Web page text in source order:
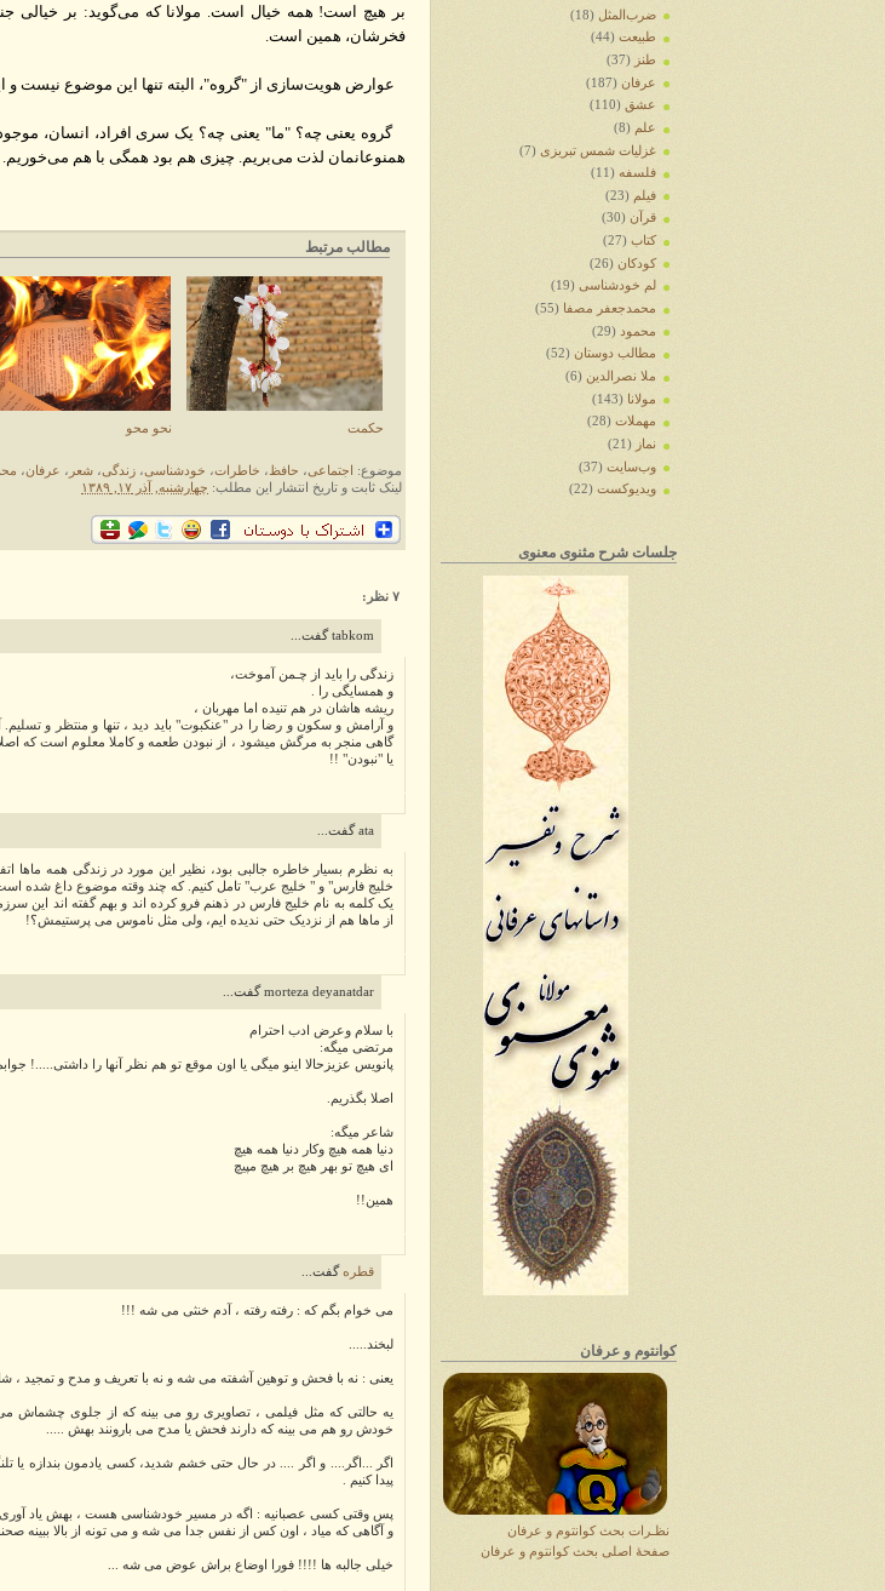
بر هیچ است! همه خیال است. مولانا که می‌گوید: بر خیالی
فخرشان، همین است.
عوارض هویت‌سازی از "گروه"، البته تنها این موضوع نیست و
گروه یعنی چه؟ "ما" یعنی چه؟ یک سری افراد، انسان،
همنوعانمان لذت می‌بریم. چیزی هم بود همگی با هم
مطالب مرتبط
نحو محو حکمت
موضوع: اجتماعی، حافظ، خاطرات، خودشناسی، زندگی، شعر ، عرفان،
لینک ثابت و تاریخ انتشار این مطلب: چهارشنبه, آذر ۱۷, ۱۳۸۹
۷ نظر:
tabkom گفت...
زندگی را باید از چـمن آموخت،
و همسایگی را .
ریشه هاشان در هم تنیده اما مهربان ،
و آرامش و سکون و رضا را در "عنکبوت" باید دید ، تنها و منتظر و
گاهی منجر به مرگش میشود ، از نبودن طعمه و کاملا معلوم است که اصلا
یا "نبودن" !!
ata گفت...
به نظرم بسیار خاطره جالبی بود، نظیر این مورد در زندگی همه ماها
خلیج فارس" و " خلیج عرب" تامل کنیم. که چند وقته موضوع داغ شده
یک کلمه به نام خلیج فارس در ذهنم فرو کرده اند و بهم گفته اند این
از ماها هم از نزدیک حتی ندیده ایم، ولی مثل ناموس می پرستیمش؟!
morteza deyanatdar گفت...
با سلام وعرض ادب احترام
مرتضی میگه:
پانویس عزیزحالا اینو میگی یا اون موقع تو هم نظر آنها را داشتی.....!
اصلا بگذریم.
شاعر میگه:
دنیا همه هیچ وکار دنیا همه هیچ
ای هیچ تو بهر هیچ بر هیچ مپیچ
همین!!
قطرهگفت...
می خوام بگم که : رفته رفته ، آدم خنثی می شه !!!
لبخند.....
یعنی : نه با فحش و توهین آشفته می شه و نه با تعریف و مدح و تمجید ،
یه حالتی که مثل فیلمی ، تصاویری رو می بینه که از جلوی چشماش می
خودش رو هم می بینه که دارند فحش یا مدح می بارونند بهش .....
اگر ...اگر.... و اگر .... در حال حتی خشم شدید، کسی یادمون بندازه یا
پیدا کنیم .
پس وقتی کسی عصبانیه : اگه در مسیر خودشناسی هست ، بهش یاد آوری
و آگاهی که میاد ، اون کس از نفس جدا می شه و می تونه از بالا ببینه
خیلی جالبه ها !!!! فورا اوضاع براش عوض می شه ...
ضرب‌المثل (18)
طبیعت (44)
طنز
(37)
عرفان (187)
عشق
(110)
علم (8)
غزلیات شمس تبریزی (7)
فلسفه (11)
فیلم (23)
قرآن (30)
کتاب (27)
کودکان (26)
لم خودشناسی (19)
محمدجعفر مصفا (55)
محمود (29)
مطالب دوستان (52)
ملا نصرالدین (6)
مولانا (143)
مهملات (28)
نماز
(21)
وب‌سایت (37)
ویدیوکست (22)
جلسات شرح مثنوی معنوی
کوانتوم و عرفان
نظـرات بحث کوانتوم و عرفان
صفحهٔ اصلی بحث کوانتوم و عرفان